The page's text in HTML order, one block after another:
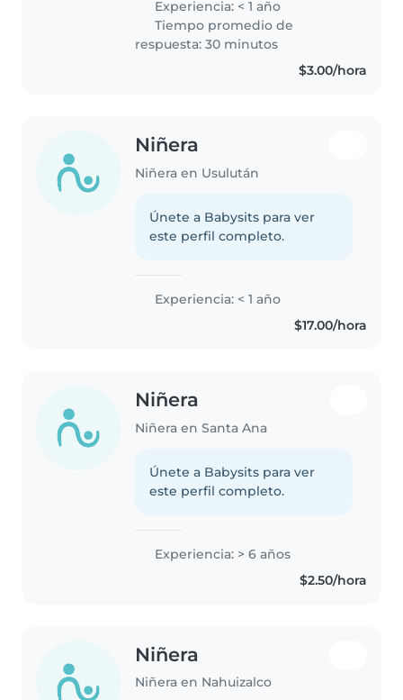
Experiencia: < 1 año
Tiempo promedio de
respuesta: 30 minutos
$3.00/hora
Niñera
Niñera en Usulután
Únete a Babysits para ver
este perfil completo.
Experiencia: < 1 año
$17.00/hora
Niñera
Niñera en Santa Ana
Únete a Babysits para ver
este perfil completo.
Experiencia: > 6 años
$2.50/hora
Niñera
Niñera en Nahuizalco